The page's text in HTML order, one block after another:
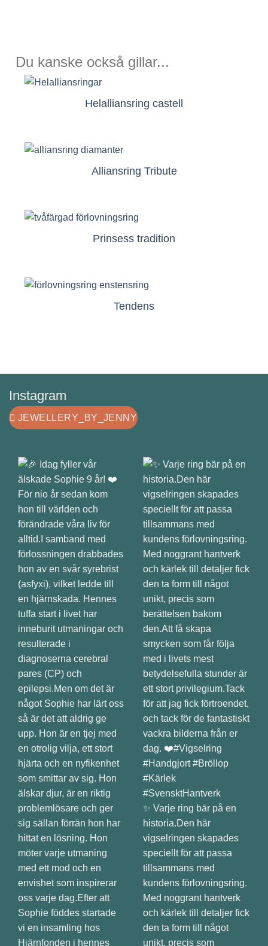
Du kanske också gillar...
Helalliansring castell
Alliansring Tribute
Prinsess tradition
Tendens
Instagram
JEWELLERY_BY_JENNY
✨ Varje ring bär på en
historia.Den här
vigselringen skapades
speciellt för att passa
tillsammans med
kundens förlovningsring.
Med noggrant hantverk
och kärlek till detaljer fick
den ta form till något
unikt, precis som